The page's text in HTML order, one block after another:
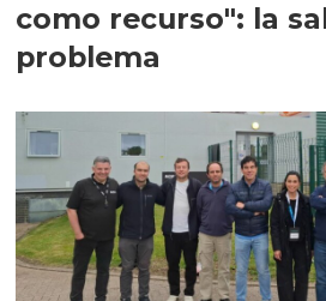
como recurso": la
problema